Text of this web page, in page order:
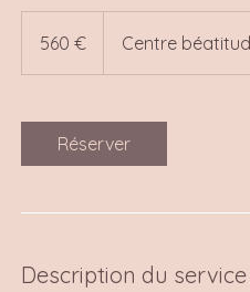
560 € Centre
Réserver
Description du service